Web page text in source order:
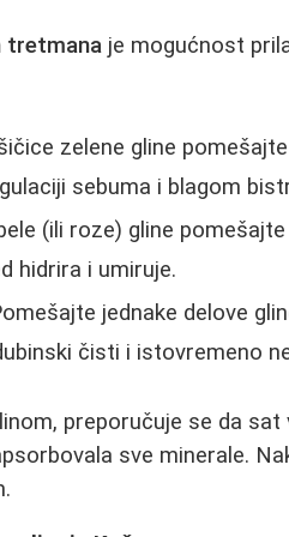
tretmana je mogućnost
zelene gline
sebuma i blagom
(ili roze) gline
hidrira i umiruje.
jednake delove
čisti i istovremeno
preporučuje se da
sve minerale.